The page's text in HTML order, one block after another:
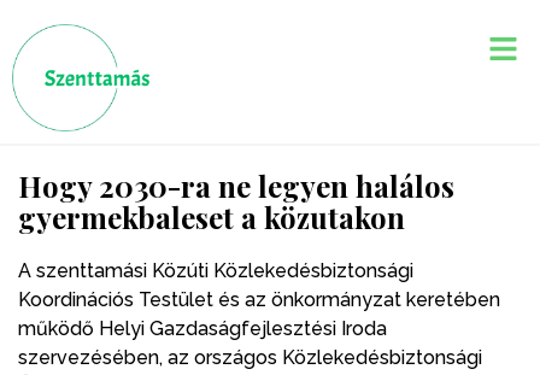
Hogy 2030-ra ne legyen halálos
gyermekbaleset a közutakon
A szenttamási Közúti Közlekedésbiztonsági
Koordinációs Testület és az önkormányzat keretében
működő Helyi Gazdaságfejlesztési Iroda
szervezésében, az országos Közlekedésbiztonsági